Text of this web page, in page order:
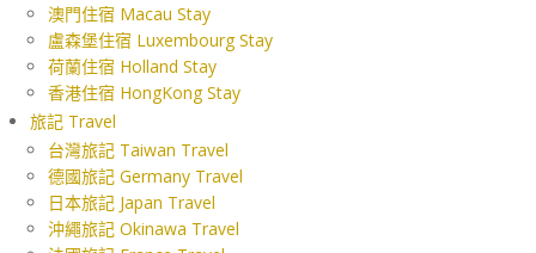
澳門住宿 Macau Stay
盧森堡住宿 Luxembourg Stay
荷蘭住宿 Holland Stay
香港住宿 HongKong Stay
旅記 Travel
台灣旅記 Taiwan Travel
德國旅記 Germany Travel
日本旅記 Japan Travel
沖繩旅記 Okinawa Travel